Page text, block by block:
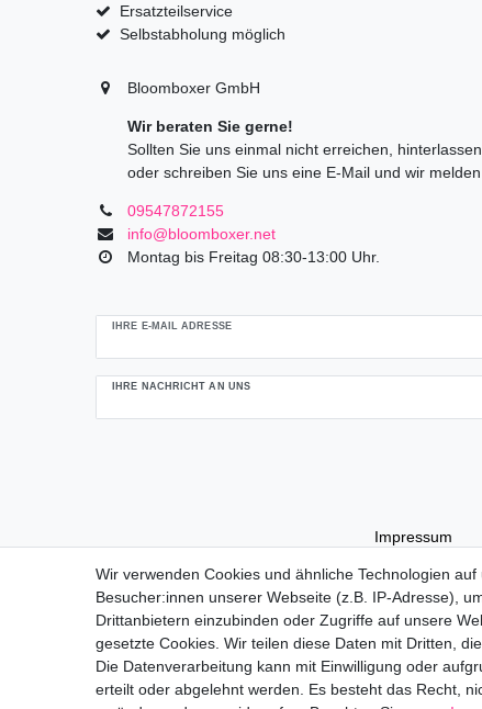
Ersatzteilservice
Selbstabholung möglich
Bloomboxer GmbH
Wir beraten Sie gerne!
Sollten Sie uns einmal nicht erreichen,
oder schreiben Sie uns eine E-Mail und wir
09547872155
info@bloomboxer.net
Montag bis Freitag 08:30-13:00 Uhr.
IHRE E-MAIL ADRESSE
IHRE NACHRICHT AN UNS
Ceres::Template.mailFormHoneypotLabel
Impressum
Wir verwenden Cookies und ähnliche Technologien
Besucher:innen unserer Webseite (z.B. IP-Adresse),
Drittanbietern einzubinden oder Zugriffe auf unsere
gesetzte Cookies. Wir teilen diese Daten mit Dritten,
Die Datenverarbeitung kann mit Einwilligung oder
erteilt oder abgelehnt werden. Es besteht das Recht,
Folge uns!